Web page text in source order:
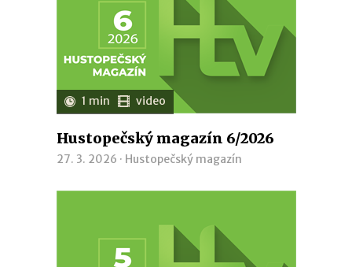
1 min video
Hustopečský magazín 6/2026
27. 3. 2026 · Hustopečský magazín